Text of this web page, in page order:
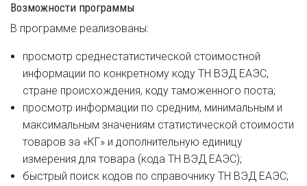
Возможности программы
В программе реализованы:
просмотр среднестатистической стоимостной
информации по конкретному коду ТН ВЭД ЕАЭС,
стране происхождения, коду таможенного поста;
просмотр информации по средним, минимальным и
максимальным значениям статистической стоимости
товаров за «КГ» и дополнительную единицу
измерения для товара (кода ТН ВЭД ЕАЭС);
быстрый поиск кодов по справочнику ТН ВЭД ЕАЭС;